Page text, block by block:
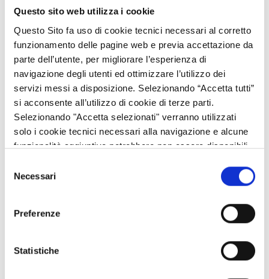
Questo sito web utilizza i cookie
Questo Sito fa uso di cookie tecnici necessari al corretto
funzionamento delle pagine web e previa accettazione da
parte dell’utente, per migliorare l’esperienza di
navigazione degli utenti ed ottimizzare l’utilizzo dei
servizi messi a disposizione. Selezionando “Accetta tutti”
si acconsente all’utilizzo di cookie di terze parti.
Selezionando "Accetta selezionati" verranno utilizzati
solo i cookie tecnici necessari alla navigazione e alcune
funzionalità aggiuntive potrebbero non essere disponibili.
delNecessari
Preferenze
Statistiche
- B5 - Miglioramento qualitativo e valorizzazione delle
produzioni dell’alveare ai fini della commercializzazione
(attrezzature da laboratorio).
Azioni e sotto-azioni a favore delle Associazioni di
produttori apistici
- A1 - Corsi di aggiornamento e di formazione; seminari e
convegni tematici; scambio di migliori pratiche;
- A2 - Assistenza tecnica e consulenza alle aziende;
- B1.2 - Acquisto e distribuzione di prodotti veterinari e/o
attrezzature per il trattamento igienico-sanitario degli alveari;
- F1 - Attività di informazione e promozione finalizzate ad
aumentare la sensibilità dei consumatori verso la qualità del
miele.